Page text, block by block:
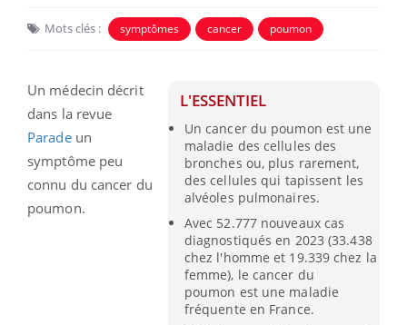
Mots clés : symptômes cancer poumon
L'ESSENTIEL
Un cancer du poumon est une
maladie des cellules des
bronches ou, plus rarement,
des cellules qui tapissent les
alvéoles pulmonaires.
Avec 52.777 nouveaux cas
diagnostiqués en 2023 (33.438
chez l'homme et 19.339 chez la
femme), le cancer du
poumon est une maladie
fréquente en France.
Un médecin décrit
dans la revue
Paradeun
symptôme peu
connu du cancer du
poumon.